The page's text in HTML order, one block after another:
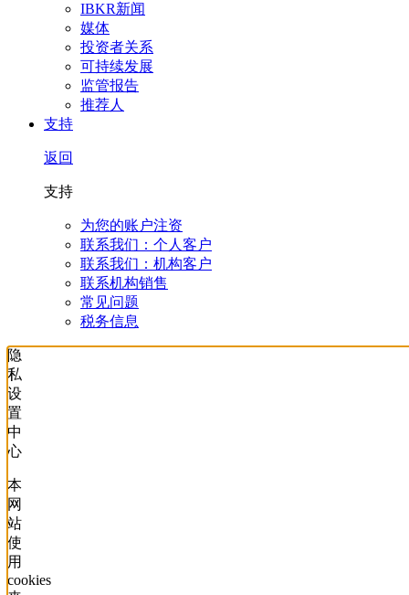
IBKR新闻
媒体
投资者关系
可持续发展
监管报告
推荐人
支持
返回
支持
为您的账户注资
联系我们：个人客户
联系我们：机构客户
联系机构销售
常见问题
税务信息
隐
私
设
置
中
心
本
网
站
使
用
cookies